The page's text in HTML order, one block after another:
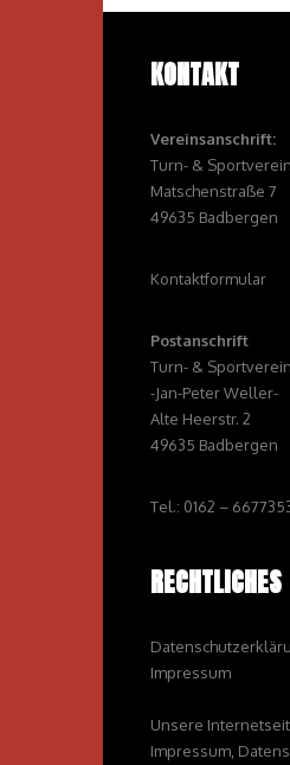
KONTAKT
Vereinsanschrift:
Turn- &
Matschenstraße 7
49635 Badbergen
Kontaktformular
Postanschrift
Turn- &
-Jan-Peter Weller-
Alte Heerstr. 2
49635 Badbergen
Tel.: 0162 –
RECHTLICHES
Impressum
Unsere
Impressum,